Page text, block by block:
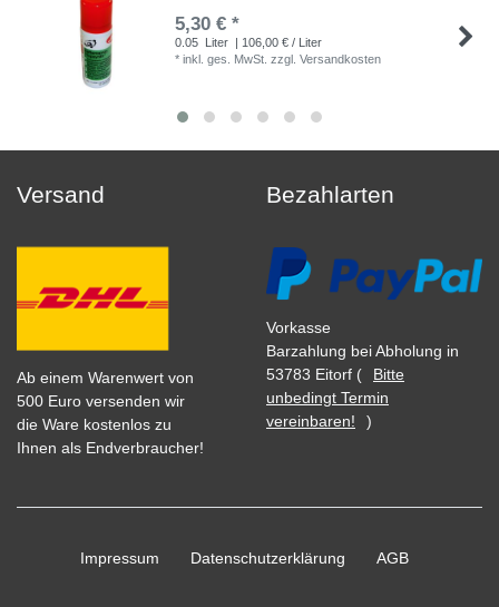
5,30 € *
0.05 Liter | 106,00 € / Liter
*inkl. ges. MwSt. zzgl.Versandkosten
Versand
Ab einem Warenwert von
500 Euro versenden wir
die Ware kostenlos zu
Ihnen als Endverbraucher!
Bezahlarten
Vorkasse
Barzahlung bei Abholung in
53783 Eitorf (
Bitte
unbedingt Termin
vereinbaren!
)
Impressum Daten­schutz­erklärung AGB